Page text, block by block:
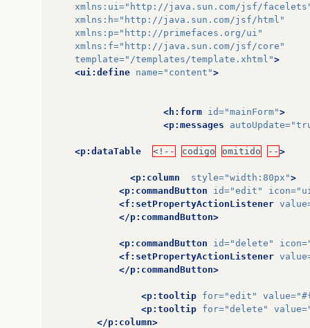
xmlns:ui="http://java.sun.com/jsf/
xmlns:h="http://java.sun.com/jsf/html"
xmlns:p="http://primefaces.org/ui"
xmlns:f="http://java.sun.com/jsf/core"
template="/templates/template.xhtml">
<ui:define name="content">
<h:form id="mainForm">
<p:messages
autoUpdate=
<p:dataTable <!-- codigo omitido -- >
<p:column style="width:80px">
<p:commandButton
id="edit" icon=
<f:setPropertyActionListener
</p:commandButton>
<p:commandButton id="delete" icon=
<f:setPropertyActionListener
</p:commandButton>
<p:tooltip for="edit" value=
<p:tooltip for="delete" value=
</p:column>